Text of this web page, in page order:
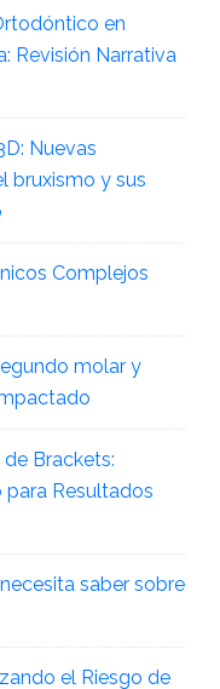
en
Revisión Narrativa
Nuevas
bruxismo y sus
Complejos
molar y
Brackets:
Resultados
saber sobre
el Riesgo de